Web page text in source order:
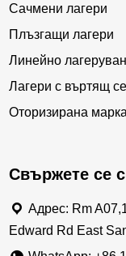
Сачмени лагери
Плъзгащи лагери
Линейно
Лагери с въртящ
Оторизирана марка
Свържете се
Адрес: Rm
Edward Rd East